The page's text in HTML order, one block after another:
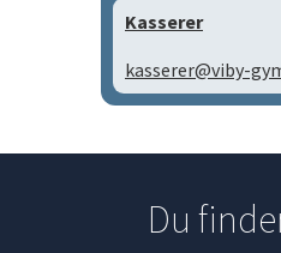
Kasserer
kasserer@viby-
Du